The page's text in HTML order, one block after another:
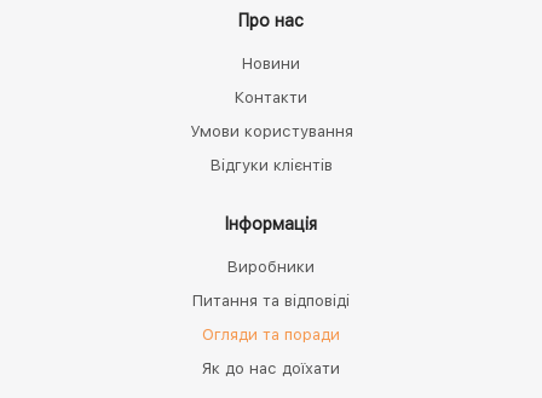
Про нас
Новини
Контакти
Умови користування
Відгуки клієнтів
Інформація
Виробники
Питання та відповіді
Огляди та поради
Як до нас доїхати